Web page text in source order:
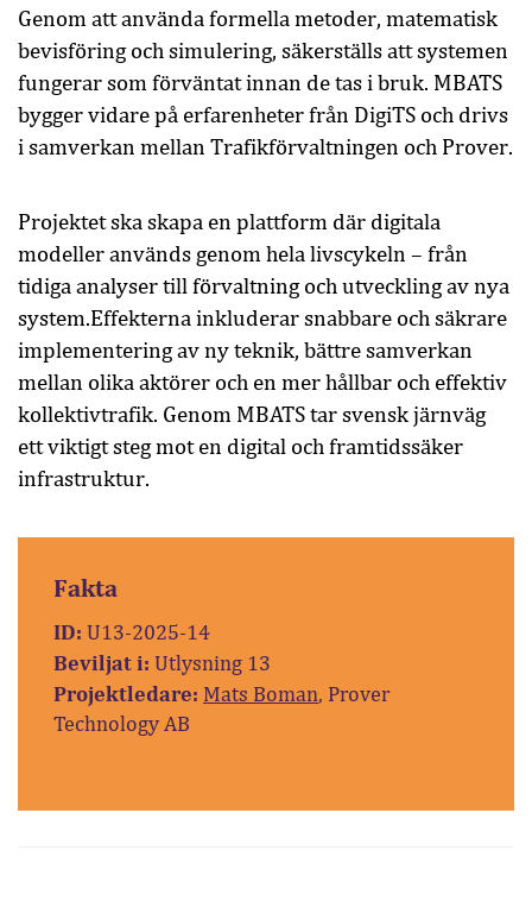
Genom att använda formella metoder, matematisk
bevisföring och simulering, säkerställs att systemen
fungerar som förväntat innan de tas i bruk. MBATS
bygger vidare på erfarenheter från DigiTS och drivs
i samverkan mellan Trafikförvaltningen och Prover.
Projektet ska skapa en plattform där digitala
modeller används genom hela livscykeln – från
tidiga analyser till förvaltning och utveckling av nya
system.Effekterna inkluderar snabbare och säkrare
implementering av ny teknik, bättre samverkan
mellan olika aktörer och en mer hållbar och effektiv
kollektivtrafik. Genom MBATS tar svensk järnväg
ett viktigt steg mot en digital och framtidssäker
infrastruktur.
Fakta
ID: U13-2025-14
Beviljat i: Utlysning 13
Projektledare: Mats Boman, Prover
Technology AB